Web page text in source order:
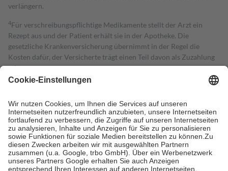
verlängern.
4Für verschreibungspflichtige Medikamente stellt der Arzt ein
Rezept aus und der Patient erhält sie in der Apotheke. Die
gesetzliche Krankenversicherung übernimmt in der Regel die
Kosten dafür, der Versicherte trägt einen Teil davon als Zuzahlung
mit.
Grundsätzlich leisten Mitglieder Zuzahlungen in Höhe von zehn
höchstens zehn Euro.
Es sind jedoch nie mehr als die tatsächlichen
Kosten der Leistung zu entrichten.
Diese Regeln gelten grundsätzlich auch für Online-Apotheken.
Bei Heilmitteln und häuslicher Krankenpflege beträgt die
Zuzahlung zehn Prozent der Kosten sowie zehn Euro je
Verordnung.
Um das Engagement der Versicherten für ihre eigene Gesundheit zu